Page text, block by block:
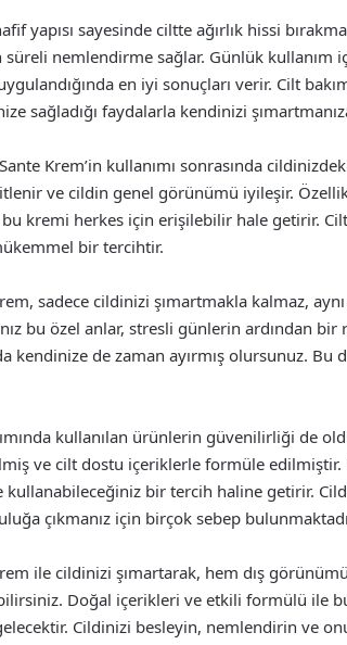
yapısı sayesinde ciltte ağırlık hissi
süreli nemlendirme sağlar. Günlük kullanım
en iyi sonuçları verir. Cilt
sağladığı faydalarla kendinizi
Krem’in kullanımı sonrasında
ve cildin genel görünümü iyileşir.
bu kremi herkes için erişilebilir hale getirir.
bir tercihtir.
sadece cildinizi şımartmakla kalmaz,
bu özel anlar, stresli günlerin ardından
kendinize de zaman ayırmış olursunuz.
kullanılan ürünlerin güvenilirliği de
ve cilt dostu içeriklerle formüle
kullanabileceğiniz bir tercih haline getirir.
çıkmanız için birçok sebep
ile cildinizi şımartarak, hem dış
Doğal içerikleri ve etkili formülü ile
Cildinizi besleyin, nemlendirin ve